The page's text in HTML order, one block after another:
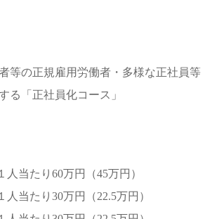
等の正規雇用労働者・多様な正社員等
る「正社員化コース」
当たり60万円（45万円）
当たり30万円（22.5万円）